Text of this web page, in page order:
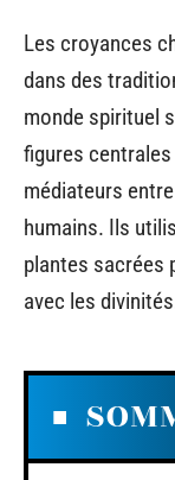
Les croyances
dans des
monde spirituel
figures
médiateurs
humains. Ils
plantes sacrées
avec les